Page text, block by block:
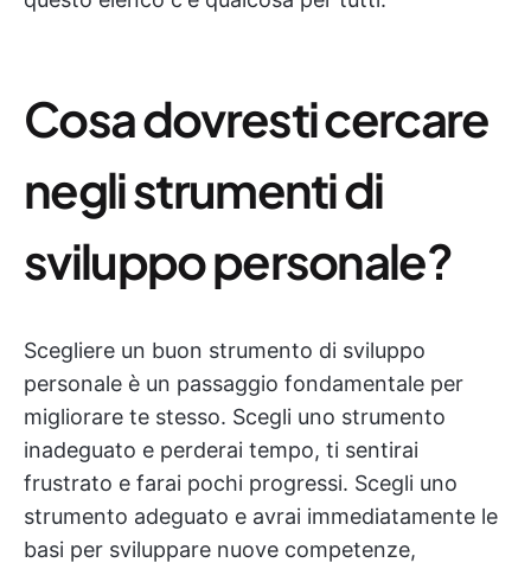
Cosa dovresti cercare
negli strumenti di
sviluppo personale?
Scegliere un buon strumento di sviluppo
personale è un passaggio fondamentale per
migliorare te stesso. Scegli uno strumento
inadeguato e perderai tempo, ti sentirai
frustrato e farai pochi progressi. Scegli uno
strumento adeguato e avrai immediatamente le
basi per sviluppare nuove competenze,